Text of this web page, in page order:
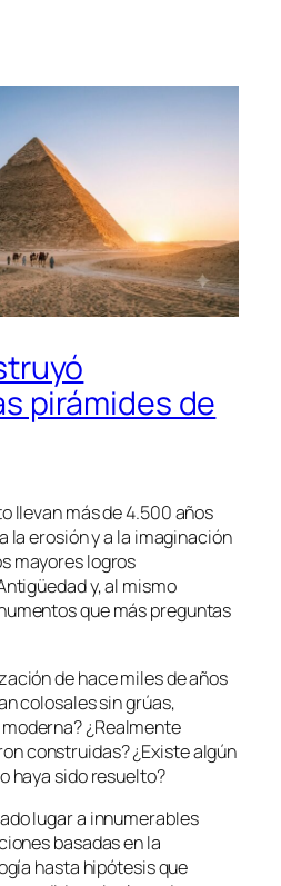
pirámides de
llevan más de 4.500 años
la erosión y a la imaginación
mayores logros
y, al mismo
que más preguntas
de hace miles de años
colosales sin grúas,
¿Realmente
construidas? ¿Existe algún
haya sido resuelto?
lugar a innumerables
basadas en la
hasta hipótesis que